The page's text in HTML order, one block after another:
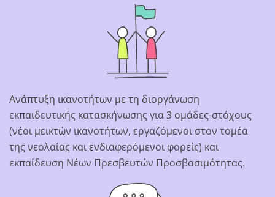
Ανάπτυξη ικανοτήτων με τη διοργάνωση
εκπαιδευτικής κατασκήνωσης για 3 ομάδες-στόχους
(νέοι μεικτών ικανοτήτων, εργαζόμενοι στον τομέα
της νεολαίας και ενδιαφερόμενοι φορείς) και
εκπαίδευση Νέων Πρεσβευτών Προσβασιμότητας.